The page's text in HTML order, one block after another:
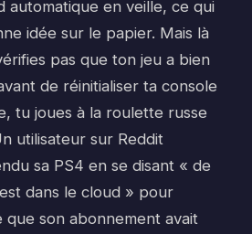
automatique en veille, ce qui
idée sur le papier. Mais là
pas que ton jeu a bien
de réinitialiser ta console
tu joues à la roulette russe
utilisateur sur Reddit
sa PS4 en se disant « de
dans le cloud » pour
que son abonnement avait